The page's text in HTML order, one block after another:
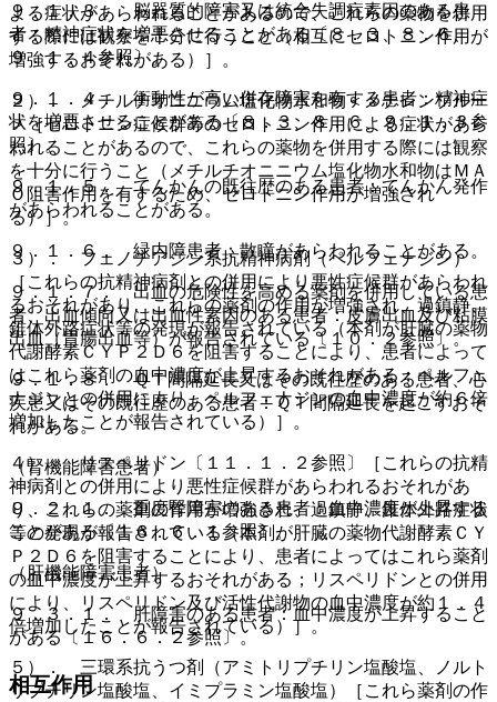
よる症状があらわれることがあるので、これらの薬物を併用
する際には観察を十分に行うこと（相互にセロトニン作用が
増強するおそれがある）］。
２）． メチルチオニニウム塩化物水和物＜メチレンブルー
＞［セロトニン症候群等のセロトニン作用による症状があら
われることがあるので、これらの薬物を併用する際には観察
を十分に行うこと（メチルチオニニウム塩化物水和物はＭＡ
Ｏ阻害作用を有するため、セロトニン作用が増強され
る）］。
３）． フェノチアジン系抗精神病剤（ペルフェナジン）
［これらの抗精神病剤との併用により悪性症候群があらわれ
るおそれがあり、これらの薬剤の作用が増強され、過鎮静、
錐体外路症状等の発現が報告されている（本剤が肝臓の薬物
代謝酵素ＣＹＰ２Ｄ６を阻害することにより、患者によって
はこれら薬剤の血中濃度が上昇するおそれがある；ペルフェ
ナジンとの併用により、ペルフェナジンの血中濃度が約６倍
増加したことが報告されている）］。
４）． リスペリドン〔１１．１．２参照〕［これらの抗精
神病剤との併用により悪性症候群があらわれるおそれがあ
り、これらの薬剤の作用が増強され、過鎮静、錐体外路症状
等の発現が報告されている（本剤が肝臓の薬物代謝酵素ＣＹ
Ｐ２Ｄ６を阻害することにより、患者によってはこれら薬剤
の血中濃度が上昇するおそれがある；リスペリドンとの併用
により、リスペリドン及び活性代謝物の血中濃度が約１．４
倍増加したことが報告されている）］。
５）． 三環系抗うつ剤（アミトリプチリン塩酸塩、ノルト
リプチリン塩酸塩、イミプラミン塩酸塩）［これら薬剤の作
９．１．３． 脳器質的障害又は統合失調症素因のある患
者：精神症状を増悪させることがある〔８．３、８．６、
９．１．４参照〕。
９．１．４． 衝動性が高い併存障害を有する患者：精神症
状を増悪させることがある〔８．３、８．６、９．１．３参
照〕。
９．１．５． てんかんの既往歴のある患者：てんかん発作
があらわれることがある。
９．１．６． 緑内障患者：散瞳があらわれることがある。
９．１．７． 出血の危険性を高める薬剤を併用している患
者、出血傾向又は出血性素因のある患者：皮膚出血及び粘膜
出血（胃腸出血等）が報告されている〔１０．２参照〕。
９．１．８． ＱＴ間隔延長又はその既往歴のある患者、心
疾患又はその既往歴のある患者：ＱＴ間隔延長を起こすおそ
れがある。
（腎機能障害患者）
９．２．１． 重度腎障害のある患者：血中濃度が上昇する
ことがある〔１６．６．１参照〕。
（肝機能障害患者）
９．３．１． 肝障害のある患者：血中濃度が上昇すること
がある〔１６．６．２参照〕。
相互作用